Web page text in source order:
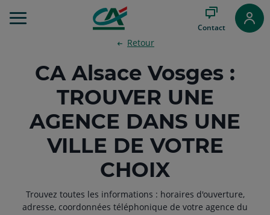
au
Aller
page
Contact
Retour
CA Alsace Vosges :
TROUVER UNE
AGENCE DANS UNE
VILLE DE VOTRE
CHOIX
Trouvez toutes les informations : horaires d'ouverture,
adresse, coordonnées téléphonique de votre agence du